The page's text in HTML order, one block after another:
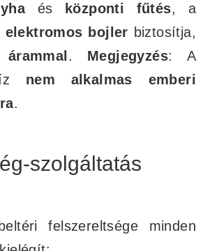
és központi fűtés, a
elektromos bojler biztosítja,
. Megjegyzés: A
nem alkalmas emberi
.
szolgáltatás
felszereltsége minden